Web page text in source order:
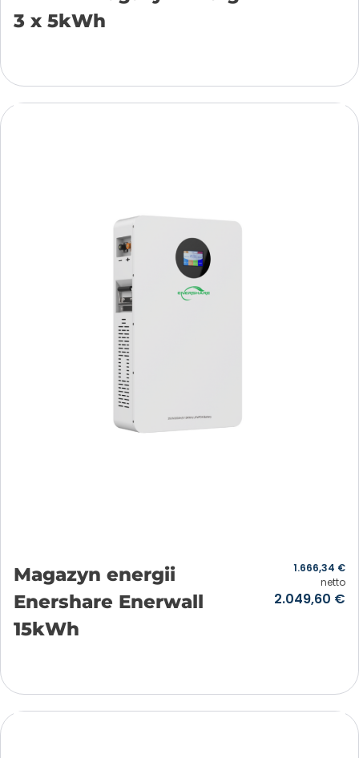
3 x 5kWh
Magazyn energii
Enershare Enerwall
15kWh
2.049,60 €
1.666,34 €
netto